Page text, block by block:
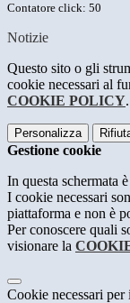
Contatore click: 50
Notizie
Questo sito o gli
cookie necessari al
COOKIE POLICY.
Personalizza
Gestione cookie
In questa schermata
I cookie necessari
piattaforma e non è
Per conoscere quali
visionare la
Cookie necessari